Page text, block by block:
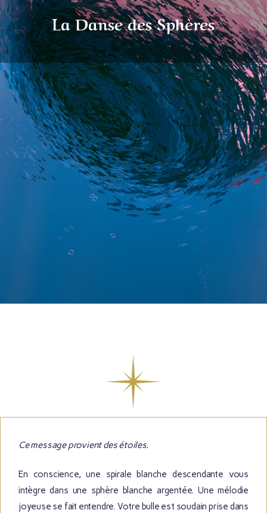
La Danse des Sphères
Ce message provient des étoiles.
En conscience, une spirale blanche descendante vous
intègre dans une sphère blanche argentée. Une mélodie
joyeuse se fait entendre. Votre bulle est soudain prise dans